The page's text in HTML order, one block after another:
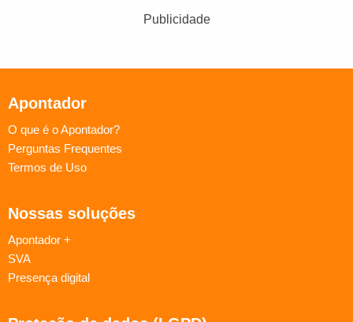
Publicidade
Apontador
O que é o Apontador?
Perguntas Frequentes
Termos de Uso
Nossas soluções
Apontador +
SVA
Presença digital